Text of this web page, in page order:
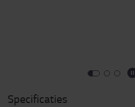
Specificaties